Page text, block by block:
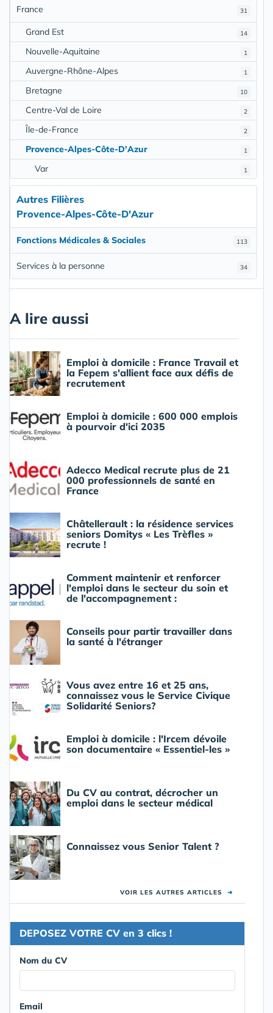
31
France
14
Grand Est
1
Nouvelle-Aquitaine
1
Auvergne-Rhône-Alpes
10
Bretagne
2
Centre-Val de Loire
2
Île-de-France
1
Provence-Alpes-Côte-D'Azur
1
Var
Autres Filières
Provence-Alpes-Côte-D'Azur
113
Fonctions Médicales & Sociales
34
Services à la personne
A lire aussi
Emploi à domicile : France Travail et
la Fepem s'allient face aux défis de
recrutement
Emploi à domicile : 600 000 emplois
à pourvoir d'ici 2035
Adecco Medical recrute plus de 21
000 professionnels de santé en
France
Châtellerault : la résidence services
seniors Domitys « Les Trèfles »
recrute !
Comment maintenir et renforcer
l'emploi dans le secteur du soin et
de l'accompagnement :
Conseils pour partir travailler dans
la santé à l'étranger
Vous avez entre 16 et 25 ans,
connaissez vous le Service Civique
Solidarité Seniors?
Emploi à domicile : l'Ircem dévoile
son documentaire « Essentiel-les »
Du CV au contrat, décrocher un
emploi dans le secteur médical
Connaissez vous Senior Talent ?
VOIR LES AUTRES ARTICLES ➜
DEPOSEZ VOTRE CV en 3 clics !
Nom du CV
Email